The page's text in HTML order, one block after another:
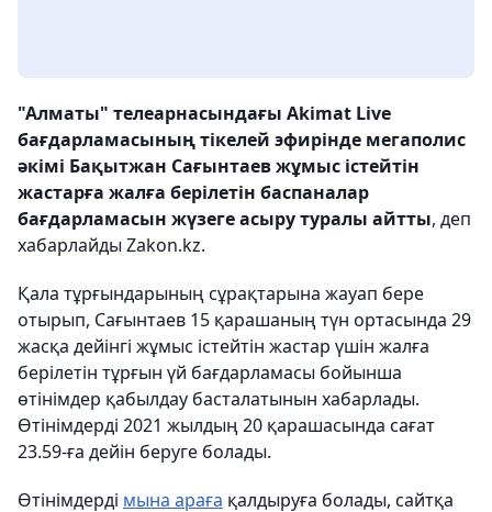
"Алматы" телеарнасындағы Akimat Live
бағдарламасының тікелей эфирінде мегаполис
әкімі Бақытжан Сағынтаев жұмыс істейтін
жастарға жалға берілетін баспаналар
бағдарламасын жүзеге асыру туралы айтты, деп
хабарлайды Zakon.kz.
Қала тұрғындарының сұрақтарына жауап бере
отырып, Сағынтаев 15 қарашаның түн ортасында 29
жасқа дейінгі жұмыс істейтін жастар үшін жалға
берілетін тұрғын үй бағдарламасы бойынша
өтінімдер қабылдау басталатынын хабарлады.
Өтінімдерді 2021 жылдың 20 қарашасында сағат
23.59-ға дейін беруге болады.
Өтінімдерді мына араға қалдыруға болады, сайтқа